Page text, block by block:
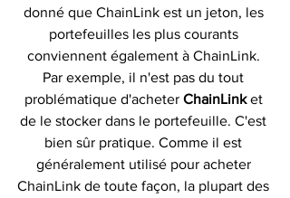
donné que ChainLink est un jeton, les
portefeuilles les plus courants
conviennent également à ChainLink.
Par exemple, il n'est pas du tout
problématique d'acheter ChainLink et
de le stocker dans le portefeuille. C'est
bien sûr pratique. Comme il est
généralement utilisé pour acheter
ChainLink de toute façon, la plupart des